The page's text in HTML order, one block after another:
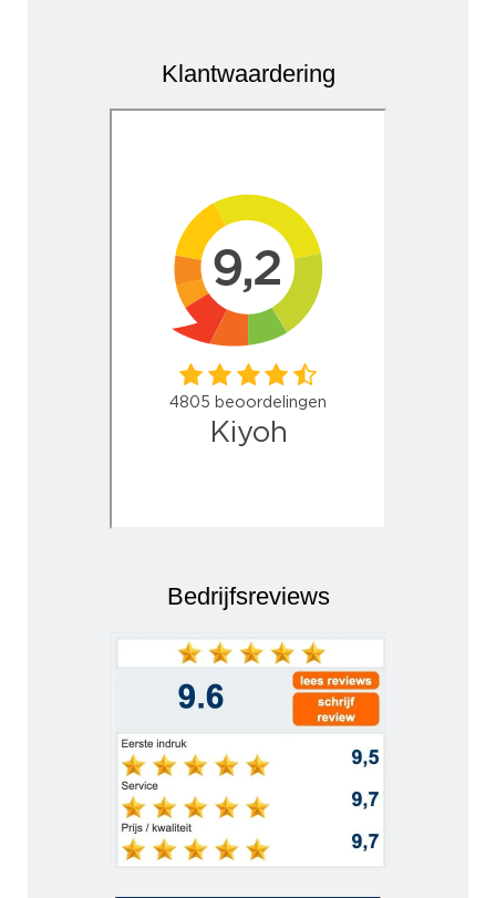
Klantwaardering
Bedrijfsreviews